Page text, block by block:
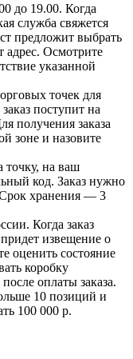
до 19.00. Когда
служба свяжется
предложит выбрать
адрес. Осмотрите
указанной
точек для
поступит на
получения заказа
зоне и назовите
точку, на ваш
код. Заказ нужно
Срок хранения — 3
Когда заказ
извещение о
оценить состояние
коробку
оплаты заказа.
10 позиций и
100 000 р.